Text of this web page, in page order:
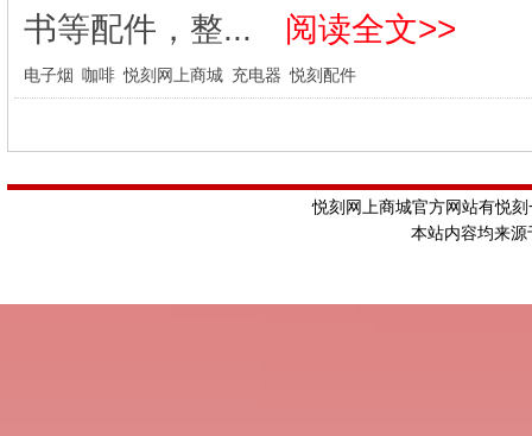
书等配件，整... 阅读全文>>
电子烟 咖啡 悦刻网上商城 充电器 悦刻配件
悦刻网上商城官方网站有悦
本站内容均来